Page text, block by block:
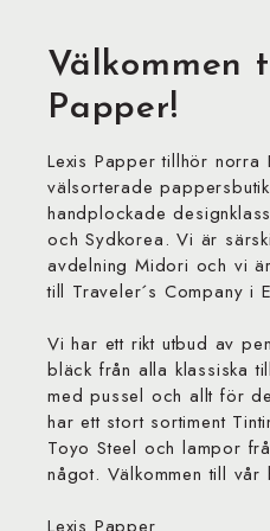
Välkommen
Papper!
Lexis Papper tillhör norra
välsorterade
handplockade
och Sydkorea. Vi är
avdelning Midori och vi
till Traveler´s Company i
Vi har ett rikt utbud av
bläck från alla klassiska
med pussel och allt för
har ett stort sortiment
Toyo Steel och lampor
något. Välkommen till vår